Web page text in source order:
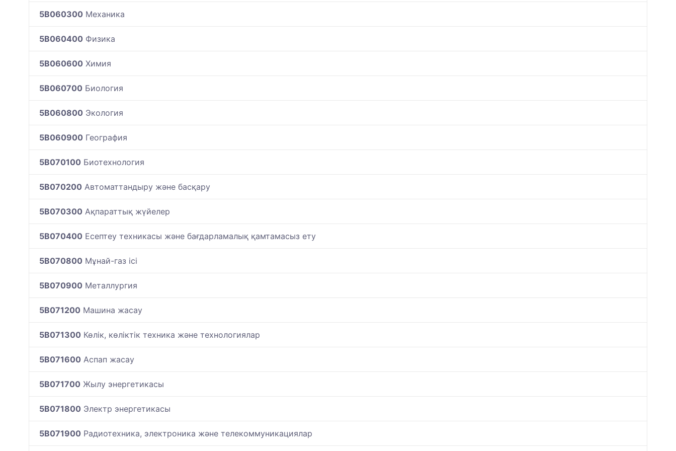
5B060300 Механика
5B060400 Физика
5B060600 Химия
5B060700 Биология
5B060800 Экология
5B060900 География
5B070100 Биотехнология
5B070200 Автоматтандыру және басқару
5B070300 Ақпараттық жүйелер
5B070400 Есептеу техникасы және бағдарламалық қамтамасыз ету
5B070800 Мұнай-газ ісі
5B070900 Металлургия
5B071200 Машина жасау
5B071300 Көлік, көліктік техника және технологиялар
5B071600 Аспап жасау
5B071700 Жылу энергетикасы
5B071800 Электр энергетикасы
5B071900 Радиотехника, электроника және телекоммуникациялар